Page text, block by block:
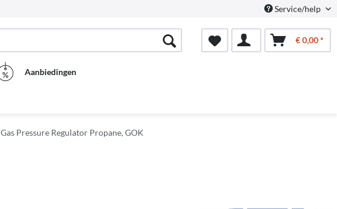
Service/help
€ 0,00 *
Aanbiedingen
Gas Pressure Regulator Propane, GOK